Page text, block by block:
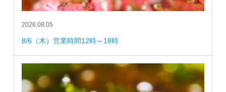
2026.08.05
8/6（木）営業時間12時～18時